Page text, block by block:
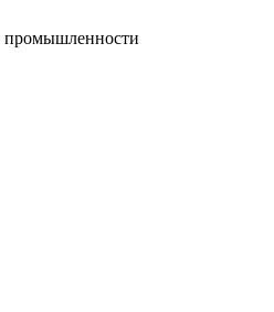
промышленности